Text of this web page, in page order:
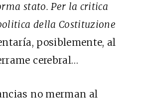
stato. Per la critica
della Costituzione
posiblemente, al
cerebral…
no merman al